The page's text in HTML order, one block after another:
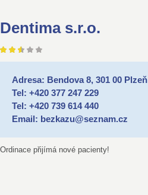
Dentima s.r.o.
Adresa: Bendova 8, 301 00 Plzeň
Tel: +420 377 247 229
Tel: +420 739 614 440
Email: bezkazu@seznam.cz
Ordinace přijímá nové pacienty!